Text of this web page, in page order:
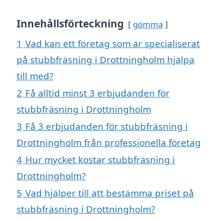
Innehållsförteckning gömma
1 Vad kan ett företag som är specialiserat
på stubbfräsning i Drottningholm hjälpa
till med?
2 Få alltid minst 3 erbjudanden för
stubbfräsning i Drottningholm
3 Få 3 erbjudanden för stubbfräsning i
Drottningholm från professionella företag
4 Hur mycket kostar stubbfräsning i
Drottningholm?
5 Vad hjälper till att bestämma priset på
stubbfräsning i Drottningholm?